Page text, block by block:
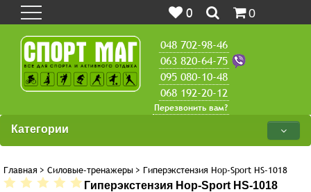
0 0
048 702-98-46
063 820-64-75
095 080-10-48
068 192-20-12
Перезвонить вам?
Категории
Главная > Силовые-тренажеры > Гиперэкстензия Hop-Sport HS-1018
Гиперэкстензия Hop-Sport HS-1018